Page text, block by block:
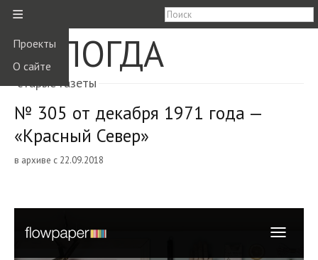
≡
Проекты
О сайте
ВОЛОГДА
старые газеты
№ 305 от декабря 1971 года —
«Красный Север»
в архиве с 22.09.2018